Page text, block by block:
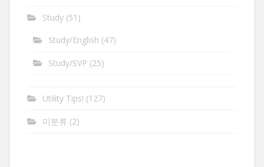
Study (51)
Study/English (47)
Study/SVP (25)
Utility Tips! (127)
미분류 (2)